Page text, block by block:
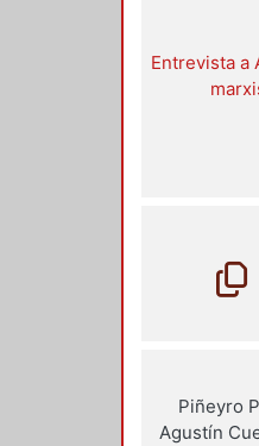
Entrevista a
Piñeyro
Agustín